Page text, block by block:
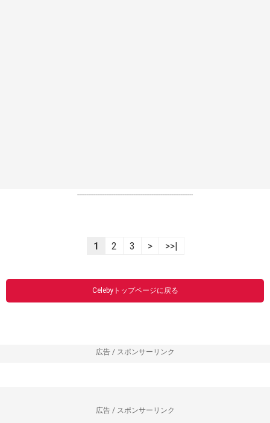
----------------------------------------------------------------
1 2 3 > >>|
Celebyトップページに戻る
広告 / スポンサーリンク
広告 / スポンサーリンク